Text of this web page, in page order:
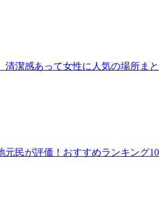
清潔感あって女性に人気の場所まと
元民が評価！おすすめランキング10